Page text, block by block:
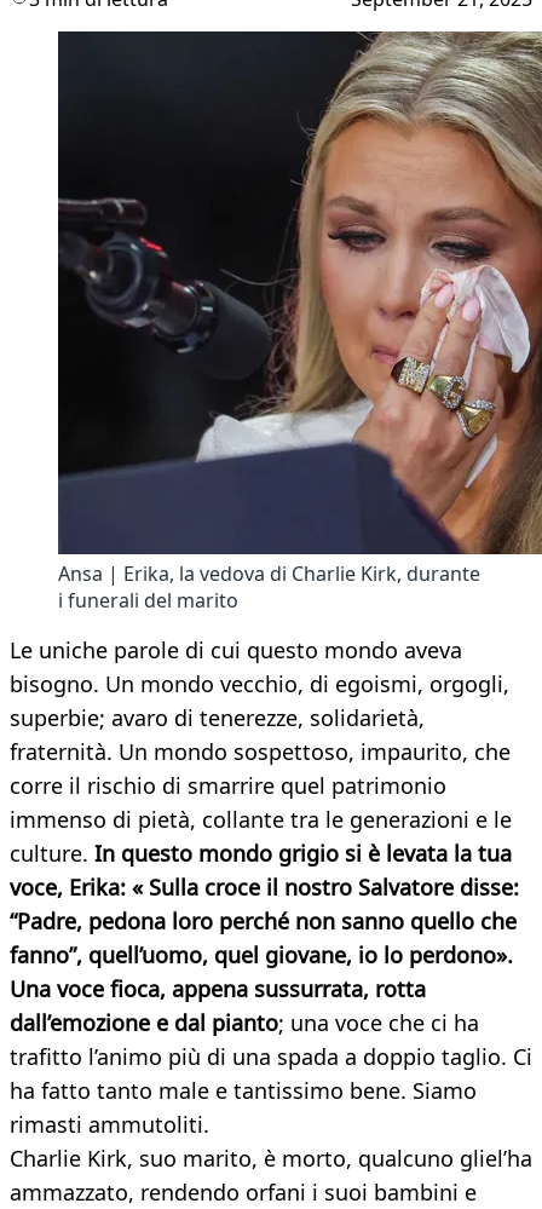
Ansa | Erika, la vedova di Charlie Kirk, durante
i funerali del marito
Le uniche parole di cui questo mondo aveva
bisogno. Un mondo vecchio, di egoismi, orgogli,
superbie; avaro di tenerezze, solidarietà,
fraternità. Un mondo sospettoso, impaurito, che
corre il rischio di smarrire quel patrimonio
immenso di pietà, collante tra le generazioni e le
culture. In questo mondo grigio si è levata la tua
voce, Erika: « Sulla croce il nostro Salvatore disse:
“Padre, pedona loro perché non sanno quello che
fanno”, quell’uomo, quel giovane, io lo perdono».
Una voce fioca, appena sussurrata, rotta
dall’emozione e dal pianto; una voce che ci ha
trafitto l’animo più di una spada a doppio taglio. Ci
ha fatto tanto male e tantissimo bene. Siamo
rimasti ammutoliti.
Charlie Kirk, suo marito, è morto, qualcuno gliel’ha
ammazzato, rendendo orfani i suoi bambini e